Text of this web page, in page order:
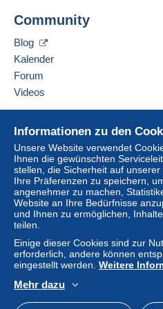
Diese Zone enthält ein Land
Brief (Standardformat/
Zahlung per:
1,80
Ab
zugreifen zu
115 RUE ISAMBARD
27120
Frankreich
Diesen Verkäufer zu den
hinzufügen
Informationen zu den
Unsere Website verwendet
Ihnen die gewünschten
stellen, die Sicherheit auf unserer
Ihre Präferenzen zu speichern,
angenehmer zu machen,
Website an Ihre Bedürfnisse
und Ihnen zu ermöglichen,
teilen.
Einige dieser Cookies sind zur
erforderlich, andere können
eingestellt werden. Weitere
Mehr dazu
Community
Blog
Kalender
Forum
Videos
Online-Hilfe
Auf Delcampe kaufen
Auf Delcampe verkaufen
Eine sichere Website